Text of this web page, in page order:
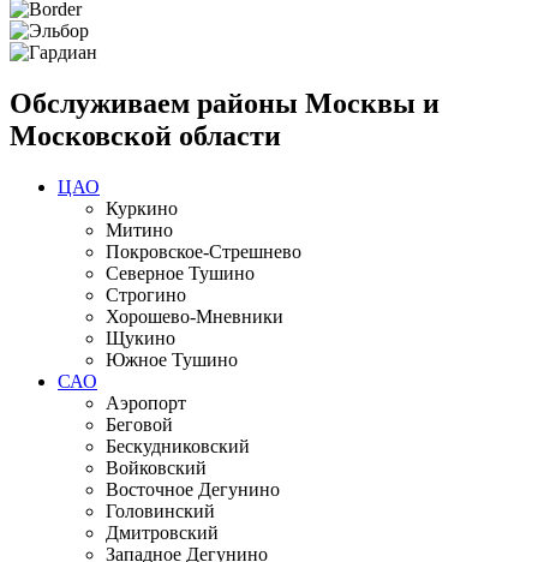
Обслуживаем районы Москвы и
Московской области
ЦАО
Куркино
Митино
Покровское-Стрешнево
Северное Тушино
Строгино
Хорошево-Мневники
Щукино
Южное Тушино
САО
Аэропорт
Беговой
Бескудниковский
Войковский
Восточное Дегунино
Головинский
Дмитровский
Западное Дегунино